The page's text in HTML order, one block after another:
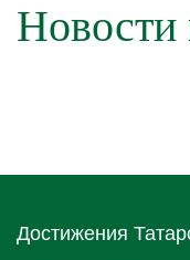
Новости
Достижения